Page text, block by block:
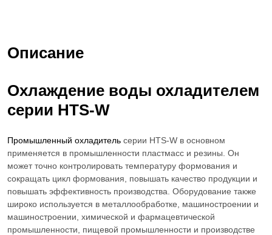
Описание
Охлаждение воды охладителем
серии HTS-W
Промышленный охладитель серии HTS-W в основном
применяется в промышленности пластмасс и резины. Он
может точно контролировать температуру формования и
сокращать цикл формования, повышать качество продукции и
повышать эффективность производства. Оборудование также
широко используется в металлообработке, машиностроении и
машиностроении, химической и фармацевтической
промышленности, пищевой промышленности и производстве